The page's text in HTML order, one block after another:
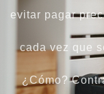
evitar pagar
cada vez que
¿Cómo?